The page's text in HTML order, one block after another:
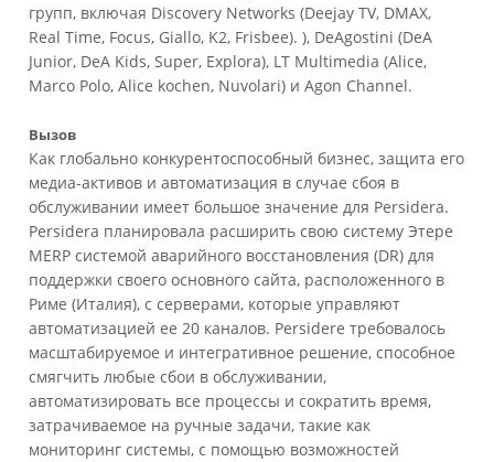
групп, включая Discovery Networks (Deejay TV, DMAX,
Real Time, Focus, Giallo, K2, Frisbee). ), DeAgostini (DeA
Junior, DeA Kids, Super, Explora), LT Multimedia (Alice,
Marco Polo, Alice kochen, Nuvolari) и Agon Channel.
Вызов
Как глобально конкурентоспособный бизнес, защита его
медиа-активов и автоматизация в случае сбоя в
обслуживании имеет большое значение для Persidera.
Persidera планировала расширить свою систему Этере
MERP системой аварийного восстановления (DR) для
поддержки своего основного сайта, расположенного в
Риме (Италия), с серверами, которые управляют
автоматизацией ее 20 каналов. Persiderе требовалось
масштабируемое и интегративное решение, способное
смягчить любые сбои в обслуживании,
автоматизировать все процессы и сократить время,
затрачиваемое на ручные задачи, такие как
мониторинг системы, с помощью возможностей